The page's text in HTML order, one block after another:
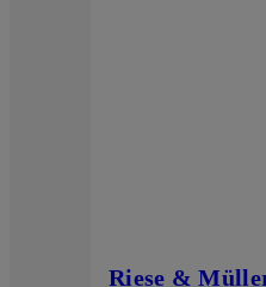
Riese &